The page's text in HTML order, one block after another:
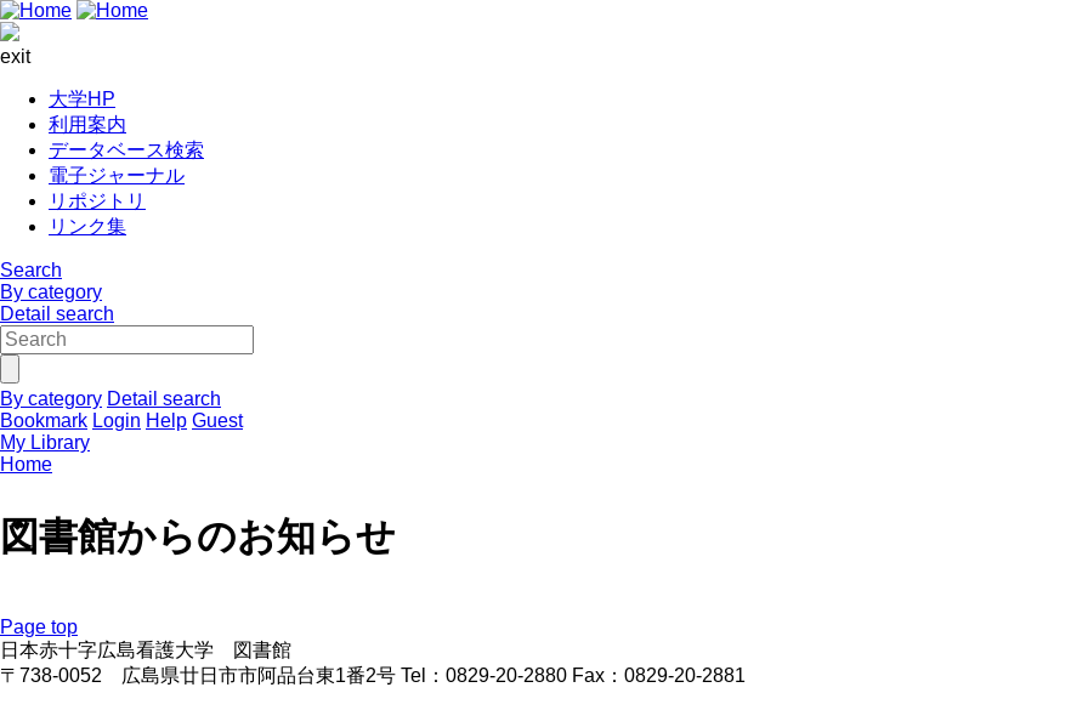
exit
大学HP
利用案内
データベース検索
電子ジャーナル
リポジトリ
リンク集
Search
By category
Detail search
By category Detail search
Bookmark Login Help Guest
My Library
Home
図書館からのお知らせ
Page top
日本赤十字広島看護大学 図書館
〒738-0052 広島県廿日市市阿品台東1番2号 Tel：0829-20-2880 Fax：0829-20-2881